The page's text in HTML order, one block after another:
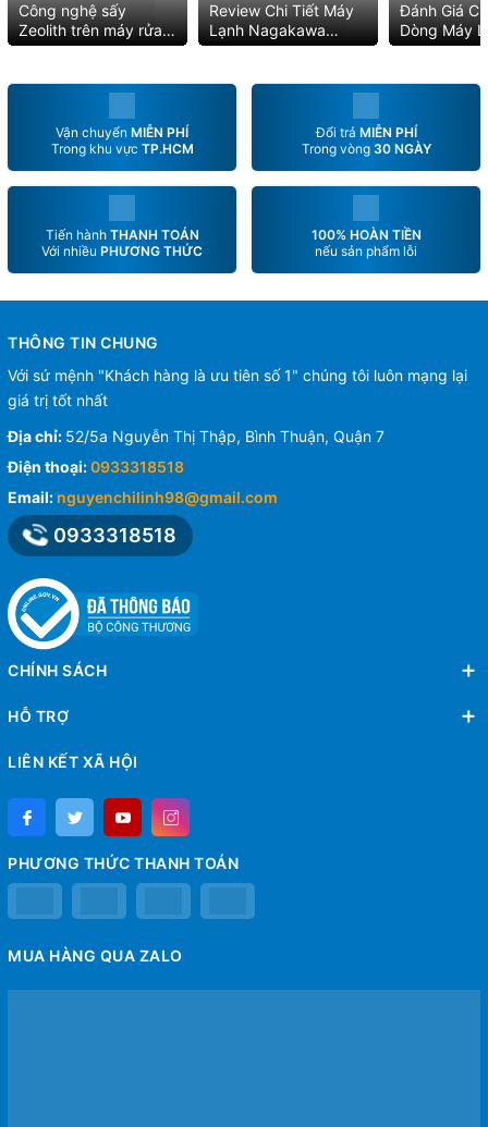
Công nghệ sấy
Zeolith trên máy rửa
chén Bosch
Review Chi Tiết Máy
Lạnh Nagakawa
9.000 BTU NS-
Đánh Giá
Dòng Máy
Tường
Vận chuyển MIỄN PHÍ
Trong khu vực TP.HCM
Đổi trả MIỄN PHÍ
Trong vòng 30 NGÀY
Tiến hành THANH TOÁN
Với nhiều PHƯƠNG THỨC
100% HOÀN TIỀN
nếu sản phẩm lỗi
THÔNG TIN CHUNG
Với sứ mệnh "Khách hàng là ưu tiên số 1" chúng tôi luôn mạng lại
giá trị tốt nhất
Địa chỉ: 52/5a Nguyễn Thị Thập, Bình Thuận, Quận 7
Điện thoại:0933318518
Email: nguyenchilinh98@gmail.com
0933318518
CHÍNH SÁCH
HỖ TRỢ
LIÊN KẾT XÃ HỘI
PHƯƠNG THỨC THANH TOÁN
MUA HÀNG QUA ZALO